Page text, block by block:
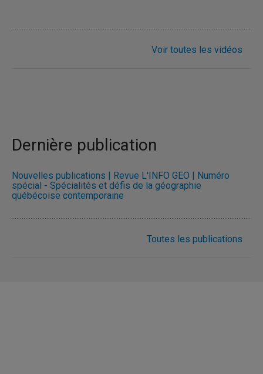
Voir toutes les vidéos
Dernière publication
Nouvelles publications | Revue L'INFO GÉO | Numéro
spécial - Spécialités et défis de la géographie
québécoise contemporaine
Toutes les publications